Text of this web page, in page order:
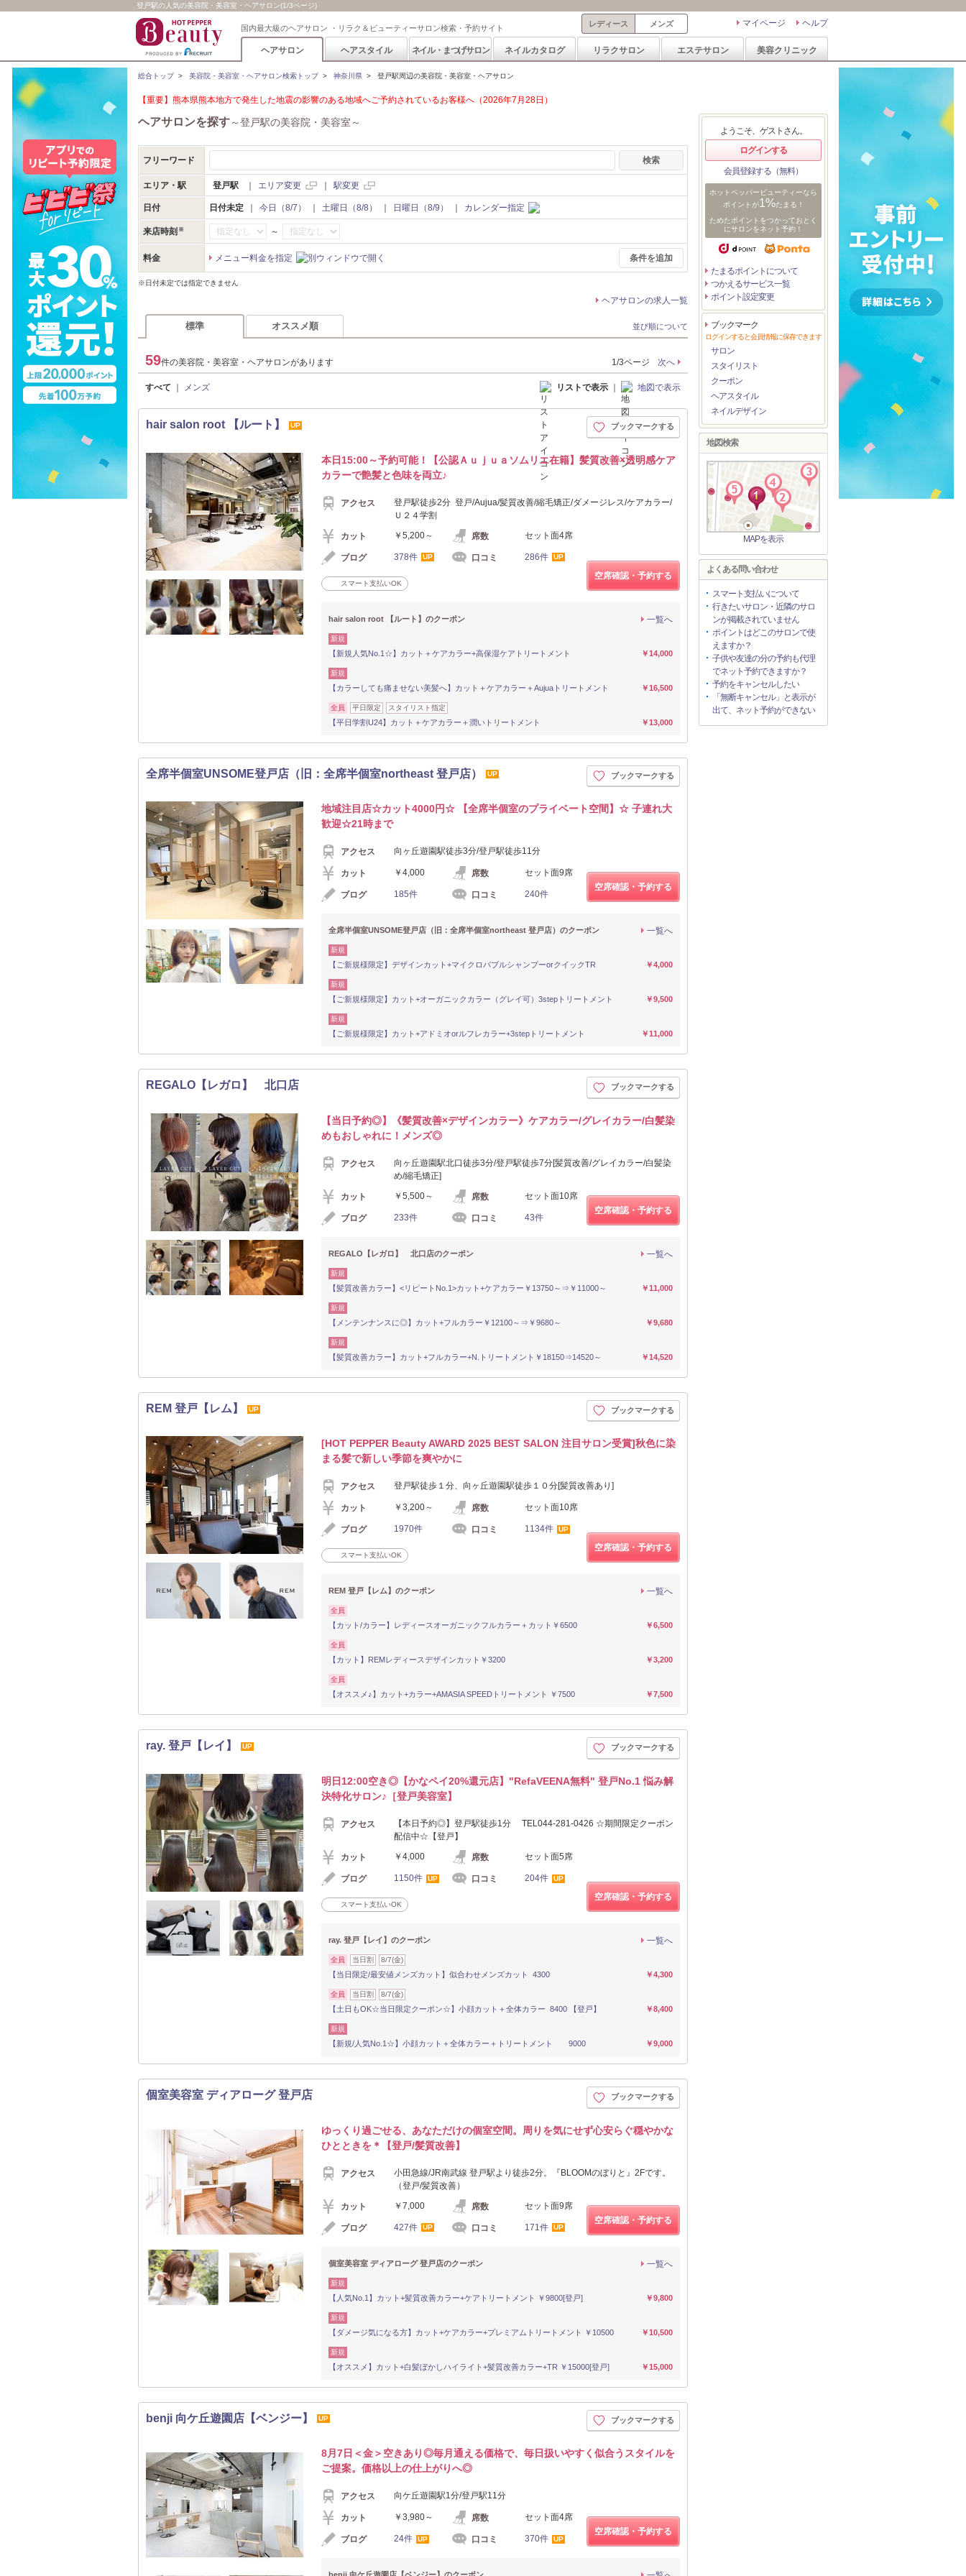
登戸駅の人気の美容院・美容室・ヘアサロン(1/3ページ)
国内最大級のヘアサロン ・リラク＆ビューティーサロン検索・予約サイト ヘルプ
マイページ
レディース メンズ
ヘアサロン ヘアスタイル ネイル・まつげサロン ネイルカタログ リラクサロン エステサロン 美容クリニック
総合トップ> 美容院・美容室・ヘアサロン検索トップ> 神奈川県 > 登戸駅周辺の美容院・美容室・ヘアサロン
【重要】熊本県熊本地方で発生した地震の影響のある地域へご予約されているお客様へ（2026年7月28日）
ヘアサロンを探す～登戸駅の美容院・美容室～
フリーワード
エリア・駅 登戸駅 エリア変更 駅変更
日付 日付未定 今日（8/7） 土曜日（8/8） 日曜日（8/9） カレンダー指定
来店時刻 ～
料金 メニュー料金を指定 条件を追加
※日付未定では指定できません
ヘアサロンの求人一覧
標準 オススメ順 並び順について
59件の美容院・美容室・ヘアサロンがあります 1/3ページ 次へ
すべて メンズ リストで表示 地図で表示
hair salon root 【ルート】 UP ブックマークする
本日15:00～予約可能！【公認Ａｕｊｕａソムリエ在籍】髪質改善×透明感ケア
カラーで艶髪と色味を両立♪
アクセス
登戸駅徒歩2分 登戸/Aujua/髪質改善/縮毛矯正/ダメージレス/ケアカラー/
Ｕ２４学割
カット ￥5,200～ 席数 セット面4席
ブログ 378件 UP 口コミ 286件 UP
スマート支払いOK
空席確認・予約する
hair salon root 【ルート】のクーポン 一覧へ
新規
【新規人気No.1☆】カット＋ケアカラー+高保湿ケアトリートメント ￥14,000
新規
【カラーしても痛ませない美髪へ】カット＋ケアカラー＋Aujuaトリートメント ￥16,500
全員 平日限定 スタイリスト指定
【平日学割U24】カット＋ケアカラー＋潤いトリートメント ￥13,000
全席半個室UNSOME登戸店（旧：全席半個室northeast 登戸店） UP ブックマークする
地域注目店☆カット4000円☆ 【全席半個室のプライベート空間】☆ 子連れ大
歓迎☆21時まで
アクセス 向ヶ丘遊園駅徒歩3分/登戸駅徒歩11分
カット ￥4,000 席数 セット面9席
ブログ 185件 口コミ 240件
空席確認・予約する
全席半個室UNSOME登戸店（旧：全席半個室northeast 登戸店）のクーポン 一覧へ
新規
【ご新規様限定】デザインカット+マイクロバブルシャンプーorクイックTR ￥4,000
新規
【ご新規様限定】カット+オーガニックカラー（グレイ可）3stepトリートメント ￥9,500
新規
【ご新規様限定】カット+アドミオorルフレカラー+3stepトリートメント ￥11,000
REGALO【レガロ】 北口店 ブックマークする
【当日予約◎】《髪質改善×デザインカラー》ケアカラー/グレイカラー/白髪染
めもおしゃれに！メンズ◎
アクセス
向ヶ丘遊園駅北口徒歩3分/登戸駅徒歩7分[髪質改善/グレイカラー/白髪染
め/縮毛矯正]
カット ￥5,500～ 席数 セット面10席
ブログ 233件 口コミ 43件
空席確認・予約する
REGALO【レガロ】 北口店のクーポン 一覧へ
新規
【髪質改善カラー】<リピートNo.1>カット+ケアカラー￥13750～⇒￥11000～ ￥11,000
新規
【メンテンナンスに◎】カット+フルカラー￥12100～⇒￥9680～ ￥9,680
新規
【髪質改善カラー】カット+フルカラー+N.トリートメント￥18150⇒14520～ ￥14,520
REM 登戸【レム】 UP ブックマークする
[HOT PEPPER Beauty AWARD 2025 BEST SALON 注目サロン受賞]秋色に染
まる髪で新しい季節を爽やかに
アクセス 登戸駅徒歩１分、向ヶ丘遊園駅徒歩１０分[髪質改善あり]
カット ￥3,200～ 席数 セット面10席
ブログ 1970件 口コミ 1134件 UP
スマート支払いOK
空席確認・予約する
REM 登戸【レム】のクーポン 一覧へ
全員
【カット/カラー】レディースオーガニックフルカラー＋カット￥6500 ￥6,500
全員
【カット】REMレディースデザインカット￥3200 ￥3,200
全員
【オススメ♪】カット+カラー+AMASIA SPEEDトリートメント ￥7500 ￥7,500
ray. 登戸【レイ】 UP ブックマークする
明日12:00空き◎【かなペイ20%還元店】"RefaVEENA無料" 登戸No.1 悩み解
決特化サロン♪［登戸美容室】
アクセス
【本日予約◎】登戸駅徒歩1分 TEL044-281-0426 ☆期間限定クーポン
配信中☆【登戸】
カット ￥4,000 席数 セット面5席
ブログ 1150件 UP 口コミ 204件 UP
スマート支払いOK
空席確認・予約する
ray. 登戸【レイ】のクーポン 一覧へ
全員 当日割 8/7(金)
【当日限定/最安値メンズカット】似合わせメンズカット 4300 ￥4,300
全員 当日割 8/7(金)
【土日もOK☆当日限定クーポン☆】小顔カット＋全体カラー 8400 【登戸】 ￥8,400
新規
【新規/人気No.1☆】小顔カット＋全体カラー＋トリートメント 9000 ￥9,000
個室美容室 ディアローグ 登戸店 ブックマークする
ゆっくり過ごせる、あなただけの個室空間。周りを気にせず心安らぐ穏やかな
ひとときを＊【登戸/髪質改善】
アクセス
小田急線/JR南武線 登戸駅より徒歩2分。『BLOOMのぼりと』2Fです。
（登戸/髪質改善）
カット ￥7,000 席数 セット面9席
ブログ 427件 UP 口コミ 171件 UP
空席確認・予約する
個室美容室 ディアローグ 登戸店のクーポン 一覧へ
新規
【人気No.1】カット+髪質改善カラー+ケアトリートメント ￥9800[登戸] ￥9,800
新規
【ダメージ気になる方】カット+ケアカラー+プレミアムトリートメント ￥10500 ￥10,500
新規
【オススメ】カット+白髪ぼかしハイライト+髪質改善カラー+TR ￥15000[登戸] ￥15,000
benji 向ケ丘遊園店【ベンジー】 UP ブックマークする
8月7日＜金＞空きあり◎毎月通える価格で、毎日扱いやすく似合うスタイルを
ご提案。価格以上の仕上がりへ◎
アクセス 向ケ丘遊園駅1分/登戸駅11分
カット ￥3,980～ 席数 セット面4席
ブログ 24件 UP 口コミ 370件 UP
空席確認・予約する
ようこそ、ゲストさん。
ログインする
会員登録する（無料）
ホットペッパービューティーなら
ポイントが1%たまる！
ためたポイントをつかっておとく
にサロンをネット予約！
たまるポイントについて
つかえるサービス一覧
ポイント設定変更
ブックマーク
ログインすると会員情報に保存できます
サロン
スタイリスト
クーポン
ヘアスタイル
ネイルデザイン
地図検索
MAPを表示
よくある問い合わせ
スマート支払いについて
行きたいサロン・近隣のサロ
ンが掲載されていません
ポイントはどこのサロンで使
えますか？
子供や友達の分の予約も代理
でネット予約できますか？
予約をキャンセルしたい
「無断キャンセル」と表示が
出て、ネット予約ができない